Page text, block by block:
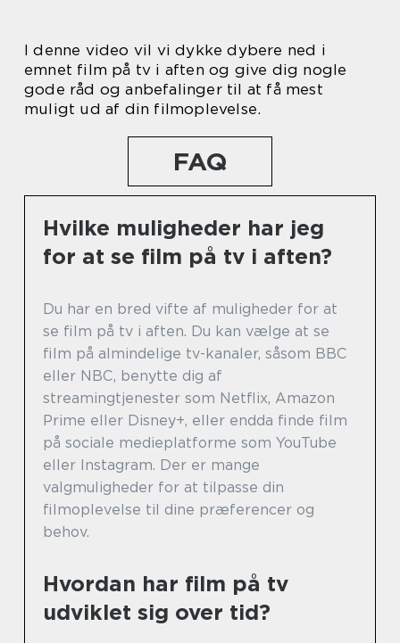
I denne video vil vi dykke dybere ned i
emnet film på tv i aften og give dig nogle
gode råd og anbefalinger til at få mest
muligt ud af din filmoplevelse.
FAQ
Hvilke muligheder har jeg
for at se film på tv i aften?
Du har en bred vifte af muligheder for at
se film på tv i aften. Du kan vælge at se
film på almindelige tv-kanaler, såsom BBC
eller NBC, benytte dig af
streamingtjenester som Netflix, Amazon
Prime eller Disney+, eller endda finde film
på sociale medieplatforme som YouTube
eller Instagram. Der er mange
valgmuligheder for at tilpasse din
filmoplevelse til dine præferencer og
behov.
Hvordan har film på tv
udviklet sig over tid?